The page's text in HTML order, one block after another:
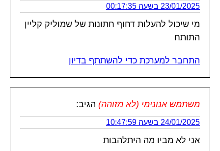
23/01/2025 בשעה 00:17:35
מי שיכול להעלות דחוף חתונות של שמוליק קליין
התותח
התחבר למערכת כדי להשתתף בדיון
משתמש אנונימי (לא מזוהה) הגיב:
24/01/2025 בשעה 10:47:59
אני לא מביו מה היתלהבות